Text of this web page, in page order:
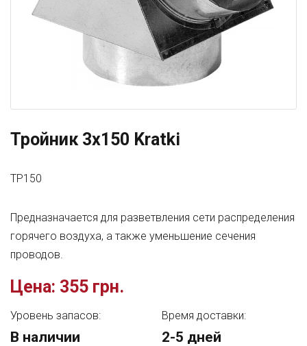
Тройник 3x150 Kratki
TP150
Предназначается для разветвления сети распределения
горячего воздуха, а также уменьшение сечения
проводов.
Цена: 355 грн.
Уровень запасов:
В наличии
Время доставки:
2-5 дней